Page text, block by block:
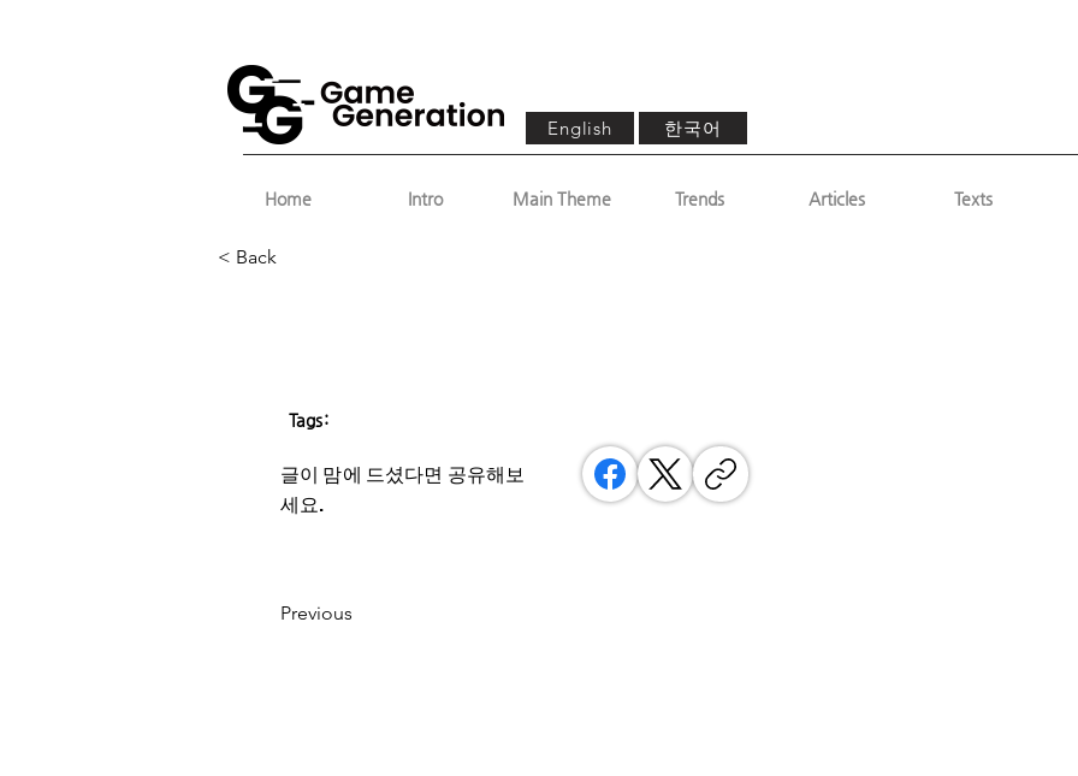
English 한국어
Home Intro Main Theme Trends Articles Texts
< Back
Tags:
글이 맘에 드셨다면 ​공유해보
세요.
Previous